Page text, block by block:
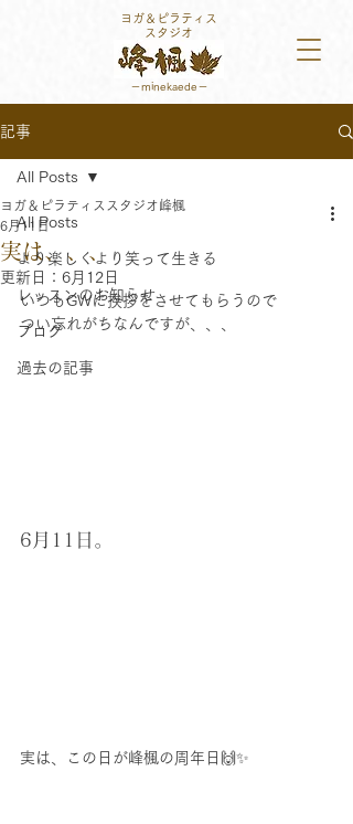
ヨガ＆ピラティス
スタジオ
－minekaede​－
記事
All Posts
より楽しくより笑って生きる
レッスンのお知らせ
ブログ
過去の記事
All Posts
実は、、、
ヨガ＆ピラティススタジオ峰楓
6月11日
更新日： 6月12日
いつもGWに挨拶をさせてもらうので
つい忘れがちなんですが、、、
6月11日。
実は、この日が峰楓の周年日🙌✨